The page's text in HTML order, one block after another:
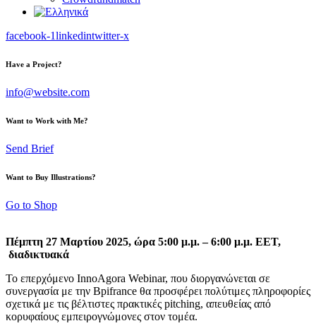
facebook-1linkedintwitter-x
Have a Project?
info@website.com
Want to Work with Me?
Send Brief
Want to Buy Illustrations?
Go to Shop
Πέμπτη 27 Μαρτίου 2025, ώρα 5:00 μ.μ. – 6:00 μ.μ. EET,
διαδικτυακά
Το επερχόμενο InnoAgora Webinar, που διοργανώνεται σε
συνεργασία με την Bpifrance θα προσφέρει πολύτιμες πληροφορίες
σχετικά με τις βέλτιστες πρακτικές pitching, απευθείας από
κορυφαίους εμπειρογνώμονες στον τομέα.